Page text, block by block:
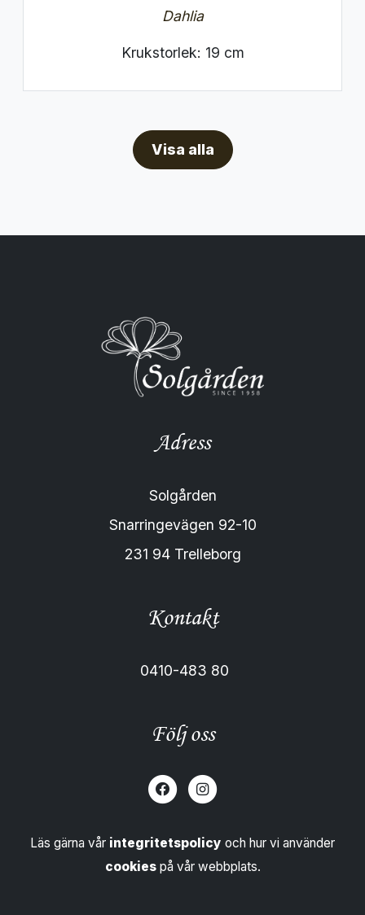
Dahlia
Krukstorlek: 19 cm
Visa alla
Adress
Solgården
Snarringevägen 92-10
231 94 Trelleborg
Kontakt
0410-483 80
Följ oss
Läs gärna vår integritetspolicy och hur vi använder
cookiespå vår webbplats.